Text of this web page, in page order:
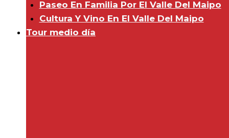
Paseo En Familia Por El Valle Del Maipo
Cultura Y Vino En El Valle Del Maipo
Tour medio día